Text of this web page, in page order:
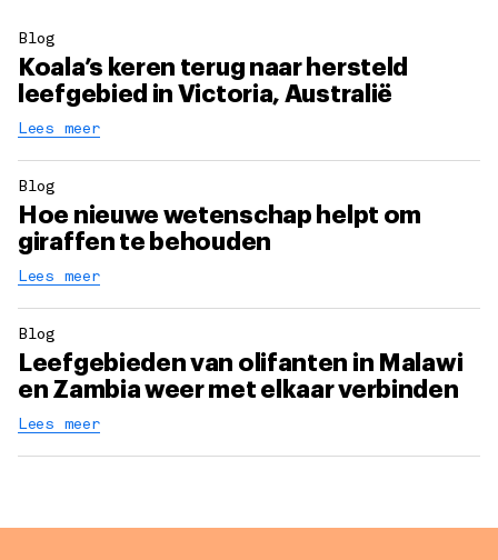
Blog
Koala’s keren terug naar hersteld
leefgebied in Victoria, Australië
Lees meer
Blog
Hoe nieuwe wetenschap helpt om
giraffen te behouden
Lees meer
Blog
Leefgebieden van olifanten in Malawi
en Zambia weer met elkaar verbinden
Lees meer